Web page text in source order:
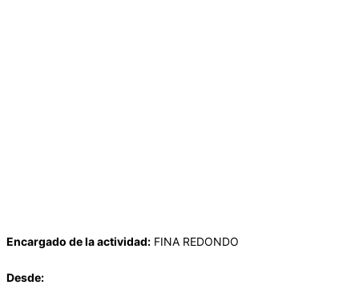
Encargado de la actividad: FINA REDONDO
Desde: